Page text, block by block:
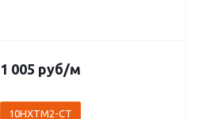
1 005 руб/м
10HXTM2-CT